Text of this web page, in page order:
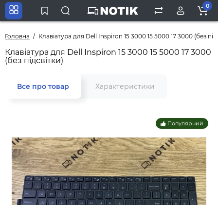
0
Головна Клавіатура для Dell Inspiron 15 3000 15 5000 17 3000 (без
Клавіатура для Dell Inspiron 15 3000 15 5000 17 3000
(без підсвітки)
Все про товар Характеристики
Популярний